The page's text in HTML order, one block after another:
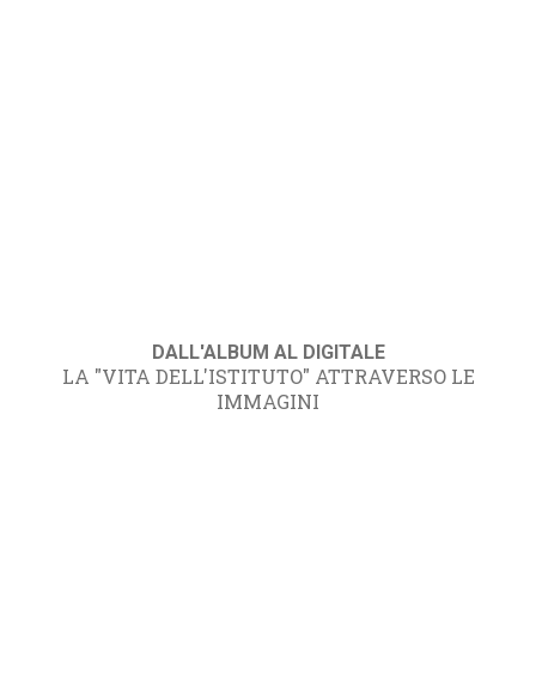
DALL'ALBUM AL DIGITALE
LA "VITA DELL'ISTITUTO" ATTRAVERSO LE
IMMAGINI